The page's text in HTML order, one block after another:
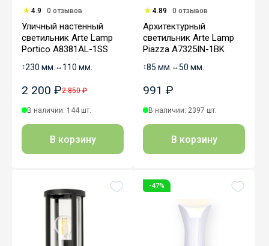
4.9 0 отзывов
Уличный настенный
светильник Arte Lamp
Portico A8381AL-1SS
↕230 мм. ↔ 110 мм.
2 200 ₽2 850 ₽
В наличии: 144 шт.
В корзину
4.89 0 отзывов
Архитектурный
светильник Arte Lamp
Piazza A7325IN-1BK
↕85 мм. ↔50 мм.
991 ₽
В наличии: 2397 шт.
В корзину
-47%